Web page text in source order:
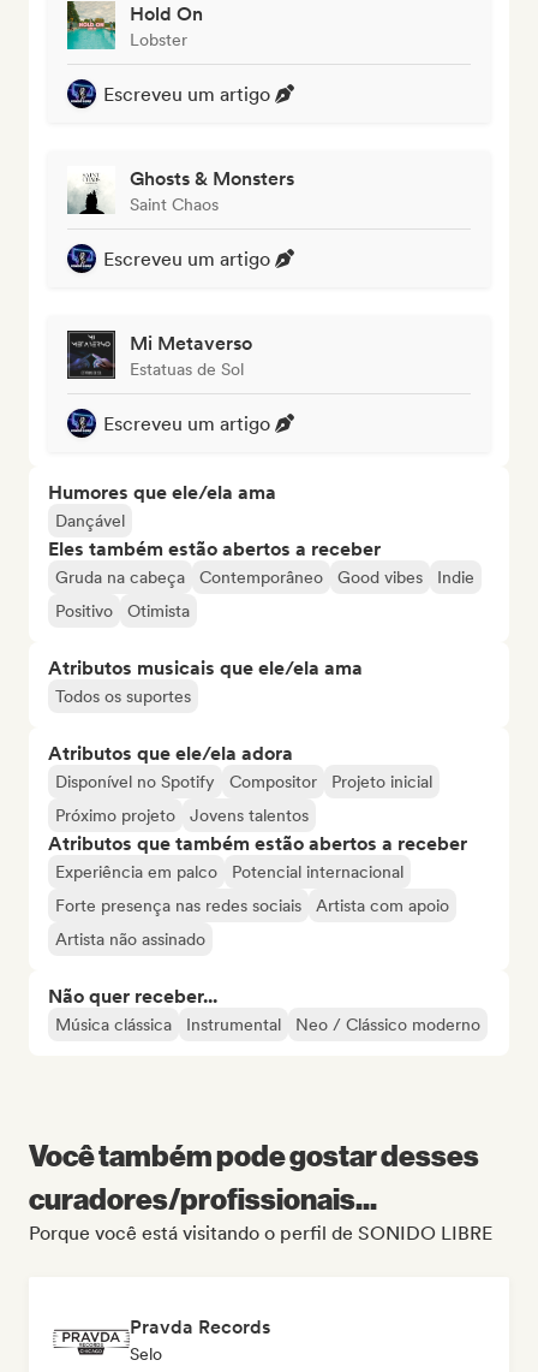
Hold On
Lobster
Escreveu um artigo
Ghosts & Monsters
Saint Chaos
Escreveu um artigo
Mi Metaverso
Estatuas de Sol
Escreveu um artigo
Humores que ele/ela ama
Dançável
Eles também estão abertos a receber
Gruda na cabeça Contemporâneo Good vibes
Indie
Positivo
Otimista
Atributos musicais que ele/ela ama
Todos os suportes
Atributos que ele/ela adora
Disponível no Spotify Compositor
Projeto inicial
Próximo projeto
Jovens talentos
Atributos que também estão abertos a receber
Experiência em palco
Potencial internacional
Forte presença nas redes sociais
Artista com apoio
Artista não assinado
Não quer receber...
Música clássica Instrumental Neo / Clássico moderno
Você também pode gostar desses
curadores/profissionais...
Porque você está visitando o perfil de SONIDO LIBRE
Pravda Records
Selo